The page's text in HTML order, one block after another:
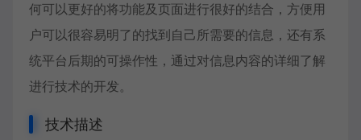
何可以更好的将功能及页面进行很好的结合，方便用
户可以很容易明了的找到自己所需要的信息，还有系
统平台后期的可操作性，通过对信息内容的详细了解
进行技术的开发。
技术描述